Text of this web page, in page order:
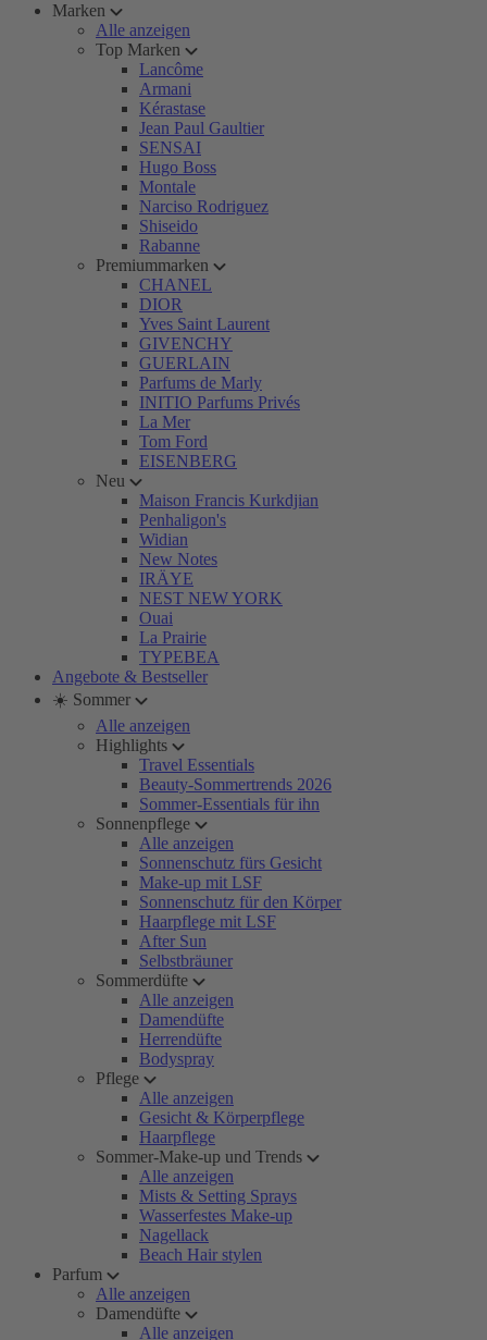
Marken
Alle anzeigen
Top Marken
Lancôme
Armani
Kérastase
Jean Paul Gaultier
SENSAI
Hugo Boss
Montale
Narciso Rodriguez
Shiseido
Rabanne
Premiummarken
CHANEL
DIOR
Yves Saint Laurent
GIVENCHY
GUERLAIN
Parfums de Marly
INITIO Parfums Privés
La Mer
Tom Ford
EISENBERG
Neu
Maison Francis Kurkdjian
Penhaligon's
Widian
New Notes
IRÄYE
NEST NEW YORK
Ouai
La Prairie
TYPEBEA
Angebote & Bestseller
☀️ Sommer
Alle anzeigen
Highlights
Travel Essentials
Beauty-Sommertrends 2026
Sommer-Essentials für ihn
Sonnenpflege
Alle anzeigen
Sonnenschutz fürs Gesicht
Make-up mit LSF
Sonnenschutz für den Körper
Haarpflege mit LSF
After Sun
Selbstbräuner
Sommerdüfte
Alle anzeigen
Damendüfte
Herrendüfte
Bodyspray
Pflege
Alle anzeigen
Gesicht & Körperpflege
Haarpflege
Sommer-Make-up und Trends
Alle anzeigen
Mists & Setting Sprays
Wasserfestes Make-up
Nagellack
Beach Hair stylen
Parfum
Alle anzeigen
Damendüfte
Alle anzeigen